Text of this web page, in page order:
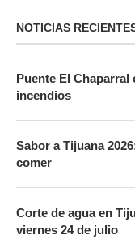
NOTICIAS
Puente El
incendios
Sabor a Tijuana
comer
Corte de agua en
viernes 24 de julio